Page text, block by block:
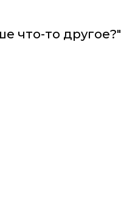
что-то другое?"